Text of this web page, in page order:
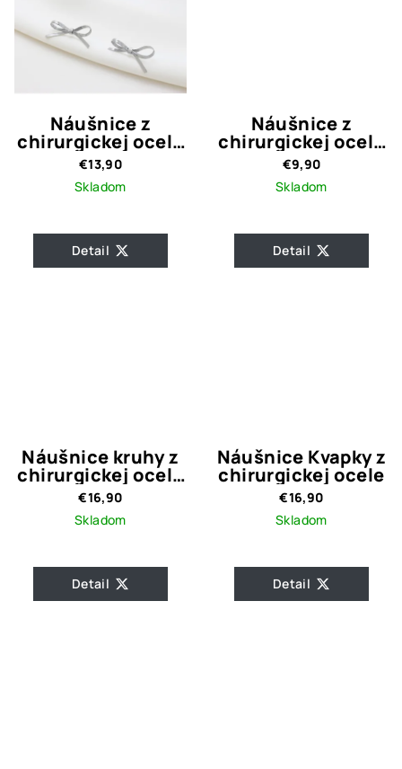
Náušnice z
chirurgickej ocele
Mašle
€13,90
Skladom
hodnotenie
produktu
je
Detail
Náušnice z
chirurgickej ocele
White Flower
€9,90
Skladom
Detail
Náušnice kruhy z
chirurgickej ocele
Gloria Gold
€16,90
Skladom
Detail
Náušnice Kvapky z
chirurgickej ocele
€16,90
Skladom
Detail